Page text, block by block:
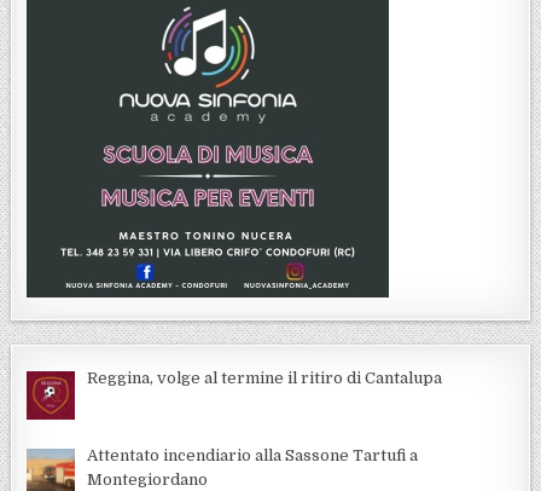
Reggina, volge al termine il ritiro di Cantalupa
Attentato incendiario alla Sassone Tartufi a
Montegiordano